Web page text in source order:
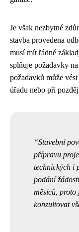
Je však nezbytné
stavba provedena
musí mít řádné
splňuje požadavky
požadavků může
úřadu nebo při
Stavební
přípravu
technických i
podání
měsíců, proto
konzultovat